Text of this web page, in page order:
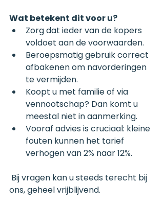
Wat betekent dit voor u?
Zorg dat ieder van de kopers
voldoet aan de voorwaarden.
Beroepsmatig gebruik correct
afbakenen om navorderingen
te vermijden.
Koopt u met familie of via
vennootschap? Dan komt u
meestal niet in aanmerking.
Vooraf advies is cruciaal: kleine
fouten kunnen het tarief
verhogen van 2% naar 12%.
Bij vragen kan u steeds terecht bij
ons, geheel vrijblijvend.